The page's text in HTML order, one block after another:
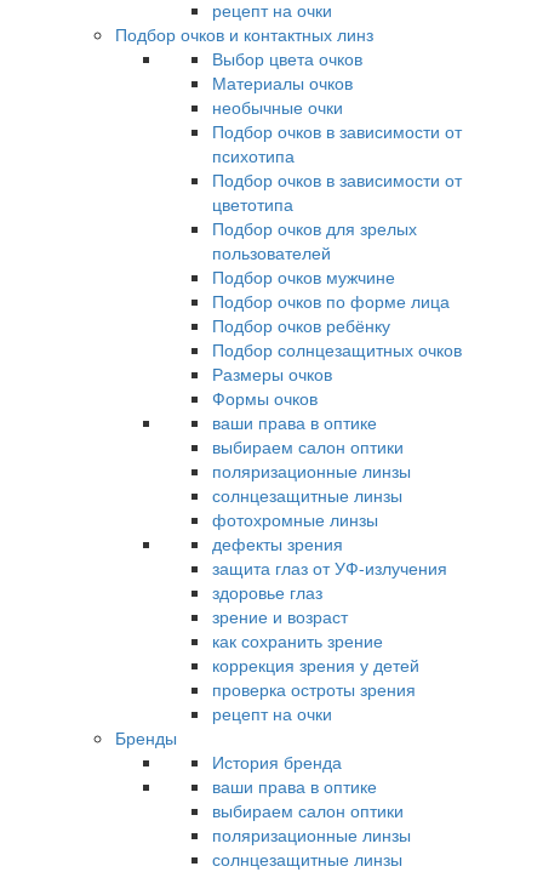
рецепт на очки
Подбор очков и контактных линз
Выбор цвета очков
Материалы очков
необычные очки
Подбор очков в зависимости от
психотипа
Подбор очков в зависимости от
цветотипа
Подбор очков для зрелых
пользователей
Подбор очков мужчине
Подбор очков по форме лица
Подбор очков ребёнку
Подбор солнцезащитных очков
Размеры очков
Формы очков
ваши права в оптике
выбираем салон оптики
поляризационные линзы
солнцезащитные линзы
фотохромные линзы
дефекты зрения
защита глаз от УФ-излучения
здоровье глаз
зрение и возраст
как сохранить зрение
коррекция зрения у детей
проверка остроты зрения
рецепт на очки
Бренды
История бренда
ваши права в оптике
выбираем салон оптики
поляризационные линзы
солнцезащитные линзы